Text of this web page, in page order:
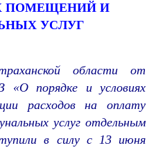
ПОМЕЩЕНИЙ И
УСЛУГ
области от
порядке и условиях
расходов на оплату
услуг отдельным
в силу с 13 июня